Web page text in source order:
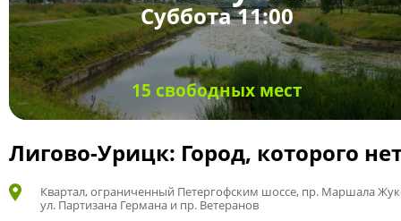
Суббота 11:00
15 свободных мест
Лигово-Урицк: Город, которого
Квартал, ограниченный Петергофским шоссе, пр. Маршала
ул. Партизана Германа и пр. Ветеранов